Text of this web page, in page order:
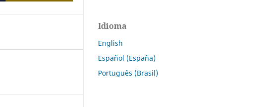
Idioma
English
Español (España)
Português (Brasil)